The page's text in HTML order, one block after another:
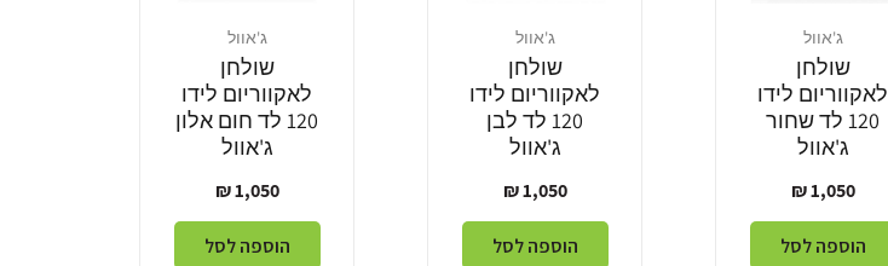
ג'אוול
שולחן
לאקווריום לידו
120 לד שחור
ג'אוול
מחיר
רגיל
1,050 ₪
הוספה לסל
ג'אוול
שולחן
לאקווריום לידו
120 לד לבן
ג'אוול
מחיר
רגיל
1,050 ₪
הוספה לסל
ג'אוול
שולחן
לאקווריום לידו
120 לד חום אלון
ג'אוול
מחיר
רגיל
1,050 ₪
הוספה לסל